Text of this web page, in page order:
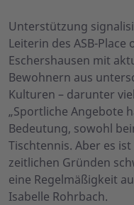
Unterstützung
Leiterin des ASB-Place
Eschershausen mit
Bewohnern aus
Kulturen – darunter
„Sportliche Angebote
Bedeutung, sowohl
Tischtennis. Aber es
zeitlichen Gründen
eine Regelmäßigkeit
Isabelle Rohrbach.